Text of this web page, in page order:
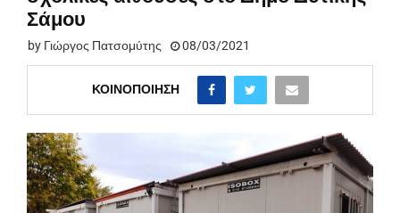
Σάμου
by Γιώργος Πατσομύτης 08/03/2021
ΚΟΙΝΟΠΟΊΗΣΗ